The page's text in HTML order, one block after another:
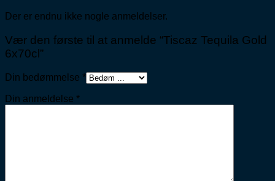
Der er endnu ikke nogle anmeldelser.
Vær den første til at anmelde “Tiscaz Tequila Gold
6x70cl”
Din bedømmelse *
Din anmeldelse *